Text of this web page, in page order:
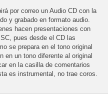
por correo un Audio CD con la
y grabado en formato audio.
hacen presentaciones con
pues desde el CD las
se prepara en el tono original
en un tono diferente al original
en la casilla de comentarios
es instrumental, no trae coros.